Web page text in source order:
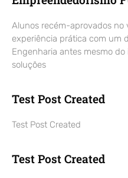
Alunos recém-aprovados no
experiência prática com um
Engenharia antes mesmo
soluções
Test Post Created
Test Post Created
Test Post Created